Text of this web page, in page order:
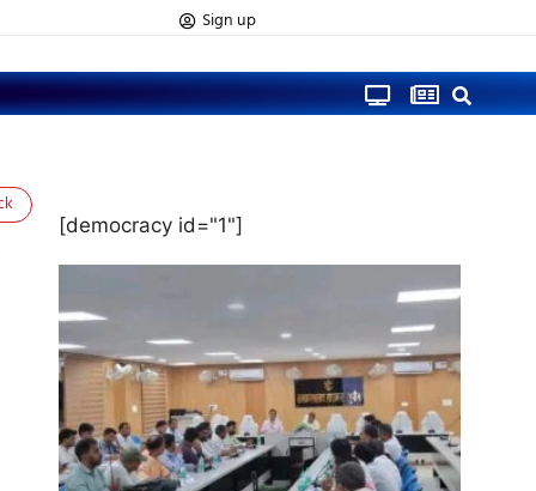
Sign up
[democracy id="1"]